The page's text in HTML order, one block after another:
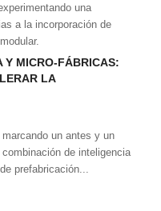
una
a la incorporación de
Y MICRO-FÁBRICAS:
LA
un antes y un
de inteligencia
prefabricación...